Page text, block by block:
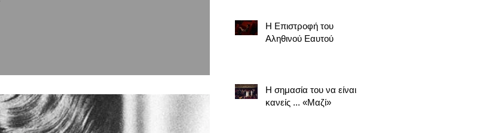
Η Επιστροφή του
Αληθινού Εαυτού
Η σημασία του να είναι
κανείς ... «Μαζί»